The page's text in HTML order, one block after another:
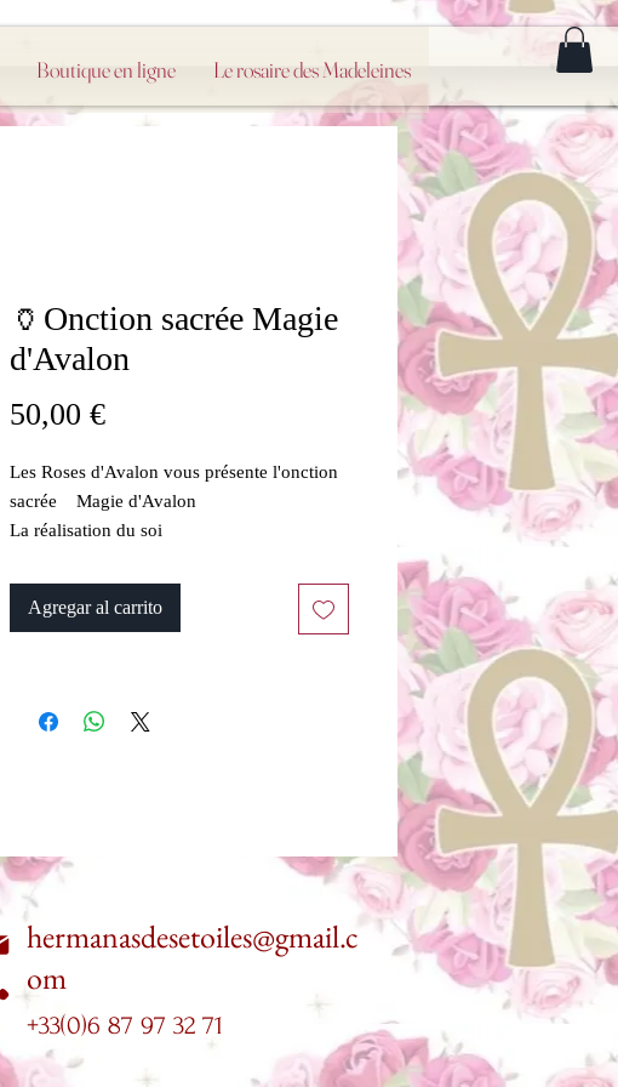
Boutique en ligne Le rosaire des Madeleines
🏺Onction sacrée Magie
d'Avalon
50,00 €Precio
Les Roses d'Avalon vous présente l'onction
sacrée Magie d'Avalon
La réalisation du soi
Myrrophores et les Parfums d'Onctions
Merci de diffuser les effluves divines de ses
Un guide d'utilsation vous sera offert avec
Les onctions ne sont ni écheangeable ni
remboursable
Agregar al carrito
hermanasdesetoiles@gmail.c
om
+33(0)6 87 97 32 71